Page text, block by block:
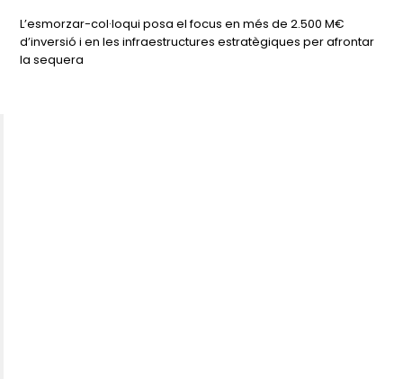
L’esmorzar-col·loqui posa el focus en més de 2.500 M€
d’inversió i en les infraestructures estratègiques per afrontar
la sequera